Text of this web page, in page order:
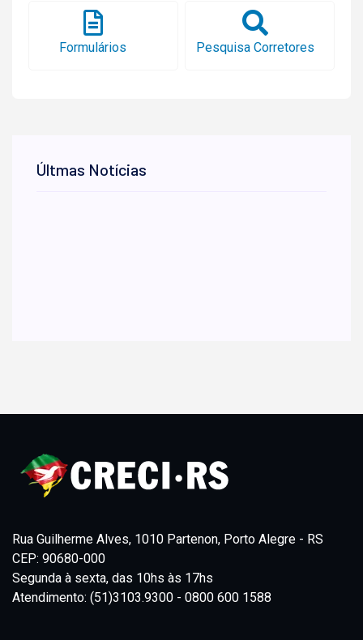
Formulários Pesquisa Corretores
Últmas Notícias
Rua Guilherme Alves, 1010 Partenon, Porto Alegre - RS
CEP: 90680-000
Segunda à sexta, das 10hs às 17hs
Atendimento: (51)3103.9300 - 0800 600 1588